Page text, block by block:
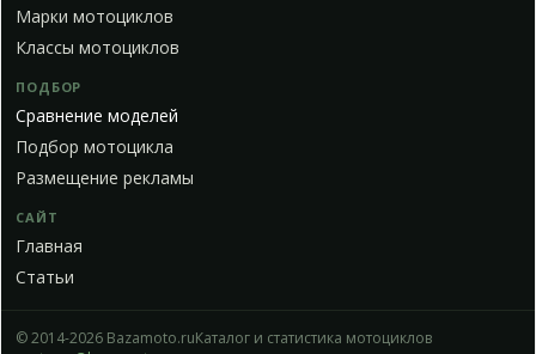
Марки мотоциклов
Классы мотоциклов
ПОДБОР
Сравнение моделей
Подбор мотоцикла
Размещение рекламы
САЙТ
Главная
Статьи
© 2014-2026 Bazamoto.ruКаталог и статистика мотоциклов